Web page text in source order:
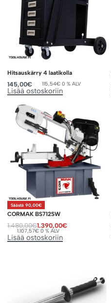
Hitsauskärry 4 laatikolla
145,00€ 115,54€ 0 % ALV
Lisää ostoskoriin
Säästä 90,00€
CORMAK BS712SW
1.480,00€1.390,00€
1.107,57€ 0 % ALV
Lisää ostoskoriin